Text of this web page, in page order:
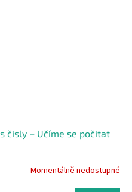
čísly – Učíme se počítat
Momentálně nedostupné